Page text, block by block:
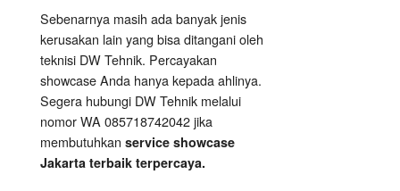
Sebenarnya masih ada banyak jenis
kerusakan lain yang bisa ditangani oleh
teknisi DW Tehnik. Percayakan
showcase Anda hanya kepada ahlinya.
Segera hubungi DW Tehnik melalui
nomor WA 085718742042 jika
membutuhkan service showcase
Jakarta terbaik terpercaya.